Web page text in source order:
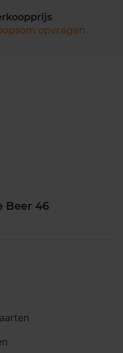
opvragen
Beer 46